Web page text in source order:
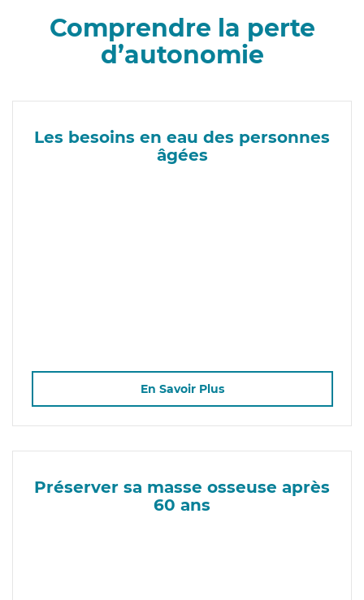
Comprendre la perte
d’autonomie
Les besoins en eau des personnes
âgées
En Savoir Plus
Préserver sa masse osseuse après
60 ans